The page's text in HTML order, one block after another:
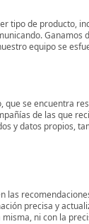
tipo de producto,
equipo se
se encuentra
de las que
y datos propios,
las
precisa y
ni con la